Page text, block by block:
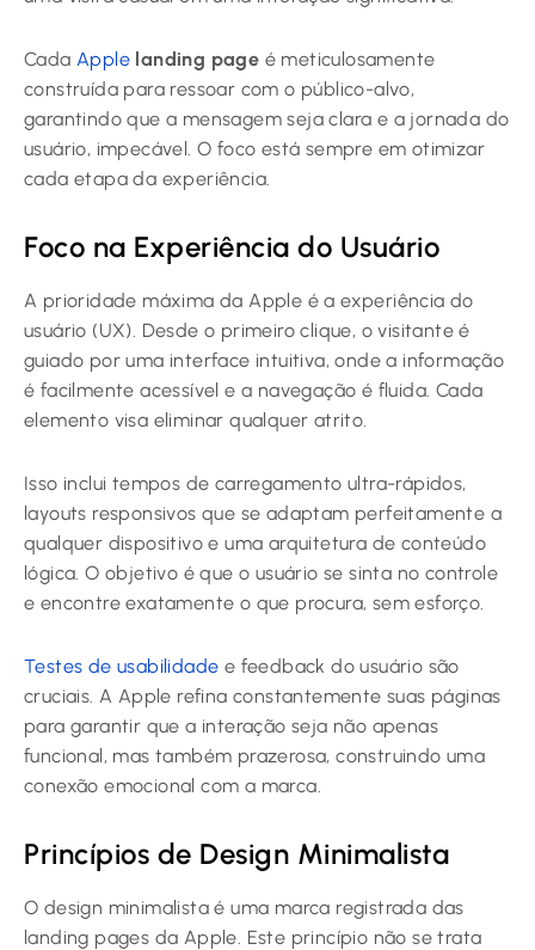
Cada Apple landing page é meticulosamente
construída para ressoar com o público-alvo,
garantindo que a mensagem seja clara e a jornada do
usuário, impecável. O foco está sempre em otimizar
cada etapa da experiência.
Foco na Experiência do Usuário
A prioridade máxima da Apple é a experiência do
usuário (UX). Desde o primeiro clique, o visitante é
guiado por uma interface intuitiva, onde a informação
é facilmente acessível e a navegação é fluida. Cada
elemento visa eliminar qualquer atrito.
Isso inclui tempos de carregamento ultra-rápidos,
layouts responsivos que se adaptam perfeitamente a
qualquer dispositivo e uma arquitetura de conteúdo
lógica. O objetivo é que o usuário se sinta no controle
e encontre exatamente o que procura, sem esforço.
Testes de usabilidade e feedback do usuário são
cruciais. A Apple refina constantemente suas páginas
para garantir que a interação seja não apenas
funcional, mas também prazerosa, construindo uma
conexão emocional com a marca.
Princípios de Design Minimalista
O design minimalista é uma marca registrada das
landing pages da Apple. Este princípio não se trata